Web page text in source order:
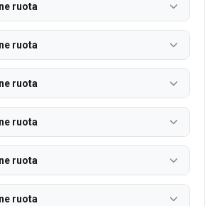
ruota
ruota
ruota
ruota
ruota
ruota